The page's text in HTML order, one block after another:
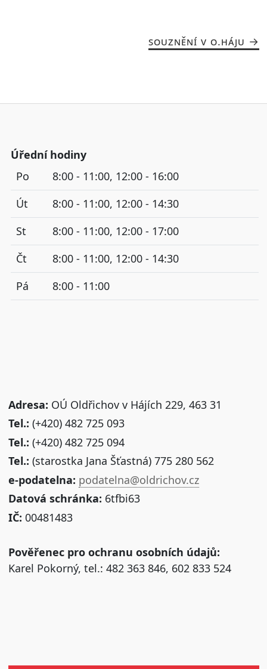
SOUZNĚNÍ V O.HÁJU
Úřední hodiny
Po
8:00 - 11:00, 12:00 - 16:00
Út
8:00 - 11:00, 12:00 - 14:30
St
8:00 - 11:00, 12:00 - 17:00
Čt
8:00 - 11:00, 12:00 - 14:30
Pá
8:00 - 11:00
Adresa: OÚ Oldřichov v Hájích 229, 463 31
Tel.: (+420) 482 725 093
Tel.: (+420) 482 725 094
Tel.: (starostka Jana Šťastná) 775 280 562
e-podatelna: podatelna@oldrichov.cz
Datová schránka: 6tfbi63
IČ: 00481483
Pověřenec pro ochranu osobních údajů:
Karel Pokorný, tel.: 482 363 846, 602 833 524